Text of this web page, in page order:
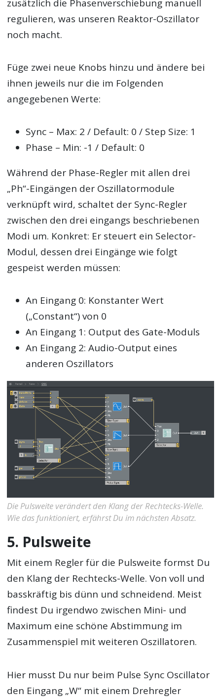
zusätzlich die Phasenverschiebung manuell
regulieren, was unseren Reaktor-Oszillator
noch macht.
Füge zwei neue Knobs hinzu und ändere bei
ihnen jeweils nur die im Folgenden
angegebenen Werte:
Sync – Max: 2 / Default: 0 / Step Size: 1
Phase – Min: -1 / Default: 0
Während der Phase-Regler mit allen drei
„Ph“-Eingängen der Oszillatormodule
verknüpft wird, schaltet der Sync-Regler
zwischen den drei eingangs beschriebenen
Modi um. Konkret: Er steuert ein Selector-
Modul, dessen drei Eingänge wie folgt
gespeist werden müssen:
An Eingang 0: Konstanter Wert
(„Constant“) von 0
An Eingang 1: Output des Gate-Moduls
An Eingang 2: Audio-Output eines
anderen Oszillators
Die Pulsweite verändert den Klang der Rechtecks-Welle.
Wie das funktioniert, erfährst Du im nächsten Absatz.
5. Pulsweite
Mit einem Regler für die Pulsweite formst Du
den Klang der Rechtecks-Welle. Von voll und
basskräftig bis dünn und schneidend. Meist
findest Du irgendwo zwischen Mini- und
Maximum eine schöne Abstimmung im
Zusammenspiel mit weiteren Oszillatoren.
Hier musst Du nur beim Pulse Sync Oscillator
den Eingang „W“ mit einem Drehregler